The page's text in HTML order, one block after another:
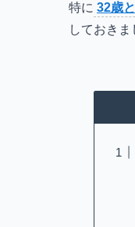
特に 32歳
しておきま